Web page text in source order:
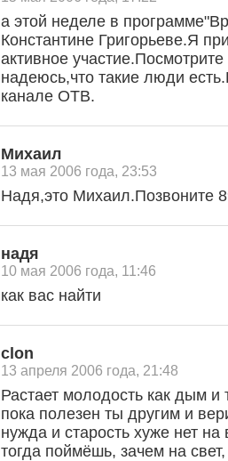
а этой неделе в
Константине Григорьеве.Я
активное
надеюсь,что такие люди
канале ОТВ.
Михаил
13 мая 2006 года, 23:53
Надя,это Михаил.Позвоните
надя
10 мая 2006 года, 11:46
как вас найти
clon
13 апреля 2006 года, 21:48
Растает молодость как дым и
пока полезен ты другим и
нужда и старость хуже нет
тогда поймёшь, зачем на